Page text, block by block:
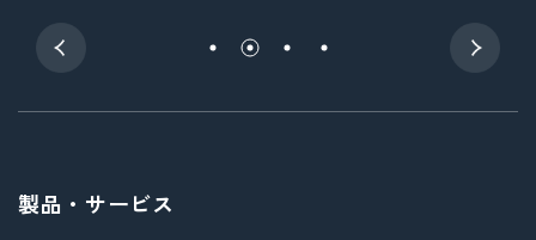
製品・サービス